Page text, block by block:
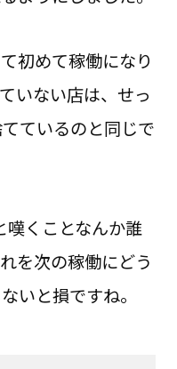
初めて稼働になり
いない店は、せっ
ているのと同じで
嘆くことなんか誰
を次の稼働にどう
いと損ですね。